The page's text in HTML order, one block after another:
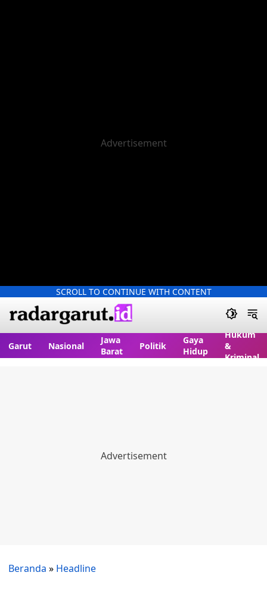
SCROLL TO CONTINUE WITH CONTENT
Garut Nasional
Jawa
Barat
Politik
Gaya
Hidup
Hukum
&
Kriminal
Beranda » Headline